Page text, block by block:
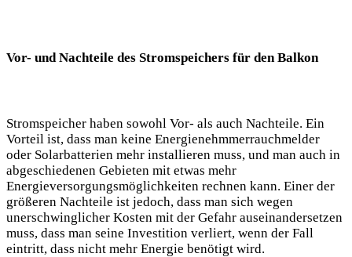
Vor- und Nachteile des Stromspeichers für den Balkon
Stromspeicher haben sowohl Vor- als auch Nachteile. Ein
Vorteil ist, dass man keine Energienehmmerrauchmelder
oder Solarbatterien mehr installieren muss, und man auch in
abgeschiedenen Gebieten mit etwas mehr
Energieversorgungsmöglichkeiten rechnen kann. Einer der
größeren Nachteile ist jedoch, dass man sich wegen
unerschwinglicher Kosten mit der Gefahr auseinandersetzen
muss, dass man seine Investition verliert, wenn der Fall
eintritt, dass nicht mehr Energie benötigt wird.